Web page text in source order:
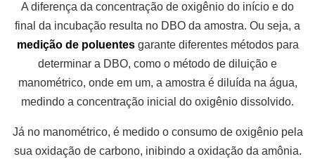
A diferença da concentração de oxigênio do início e do
final da incubação resulta no DBO da amostra. Ou seja, a
medição de poluentes garante diferentes métodos para
determinar a DBO, como o método de diluição e
manométrico, onde em um, a amostra é diluída na água,
medindo a concentração inicial do oxigênio dissolvido.
Já no manométrico, é medido o consumo de oxigênio pela
sua oxidação de carbono, inibindo a oxidação da amônia.